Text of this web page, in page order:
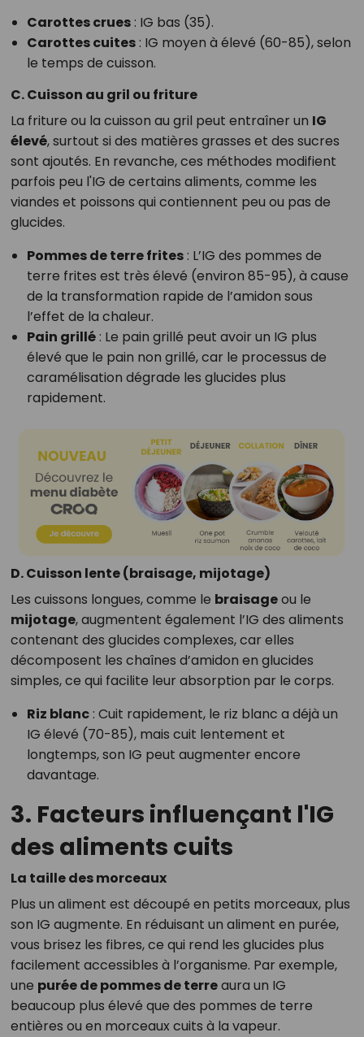
Carottes crues: IG bas (35).
Carottes cuites: IG moyen à élevé (60-85), selon
le temps de cuisson.
C. Cuisson au gril ou friture
La friture ou la cuisson au gril peut entraîner un IG
élevé, surtout si des matières grasses et des sucres
sont ajoutés. En revanche, ces méthodes modifient
parfois peu l'IG de certains aliments, comme les
viandes et poissons qui contiennent peu ou pas de
glucides.
Pommes de terre frites: L’IG des pommes de
terre frites est très élevé (environ 85-95), à cause
de la transformation rapide de l’amidon sous
l’effet de la chaleur.
Pain grillé: Le pain grillé peut avoir un IG plus
élevé que le pain non grillé, car le processus de
caramélisation dégrade les glucides plus
rapidement.
D. Cuisson lente (braisage, mijotage)
Les cuissons longues, comme le braisageou le
mijotage, augmentent également l’IG des aliments
contenant des glucides complexes, car elles
décomposent les chaînes d’amidon en glucides
simples, ce qui facilite leur absorption par le corps.
Riz blanc: Cuit rapidement, le riz blanc a déjà un
IG élevé (70-85), mais cuit lentement et
longtemps, son IG peut augmenter encore
davantage.
3. Facteurs influençant l'IG
des aliments cuits
La taille des morceaux
Plus un aliment est découpé en petits morceaux, plus
son IG augmente. En réduisant un aliment en purée,
vous brisez les fibres, ce qui rend les glucides plus
facilement accessibles à l’organisme. Par exemple,
une purée de pommes de terreaura un IG
beaucoup plus élevé que des pommes de terre
entières ou en morceaux cuits à la vapeur.